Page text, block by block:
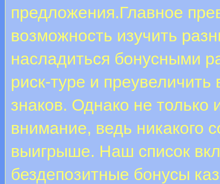
предложения.Главное
возможность изучить
насладиться бонусными
риск-туре и
знаков. Однако не только
внимание, ведь никакого
выигрыше. Наш список
бездепозитные бонусы